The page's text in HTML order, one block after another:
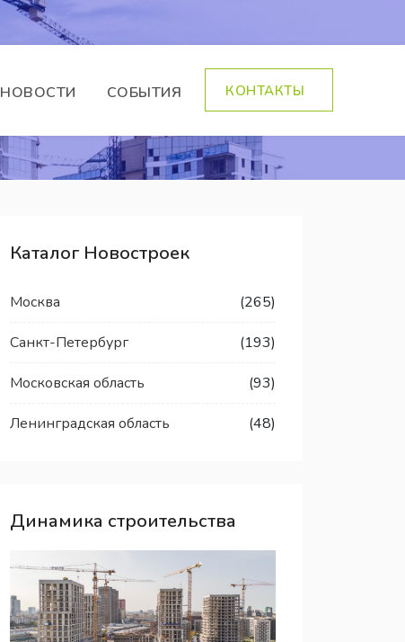
НОВОСТИ СОБЫТИЯ КОНТАКТЫ
Каталог Новостроек
Москва (265)
Санкт-Петербург (193)
Московская область (93)
Ленинградская область (48)
Динамика строительства